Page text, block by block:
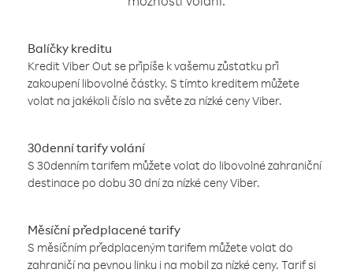
Balíčky kreditu
Kredit Viber Out se připíše k vašemu zůstatku při
zakoupení libovolné částky. S tímto kreditem můžete
volat na jakékoli číslo na světe za nízké ceny Viber.
30denní tarify volání
S 30denním tarifem můžete volat do libovolné zahraniční
destinace po dobu 30 dní za nízké ceny Viber.
Měsíční předplacené tarify
S měsíčním předplaceným tarifem můžete volat do
zahraničí na pevnou linku i na mobil za nízké ceny. Tarif si